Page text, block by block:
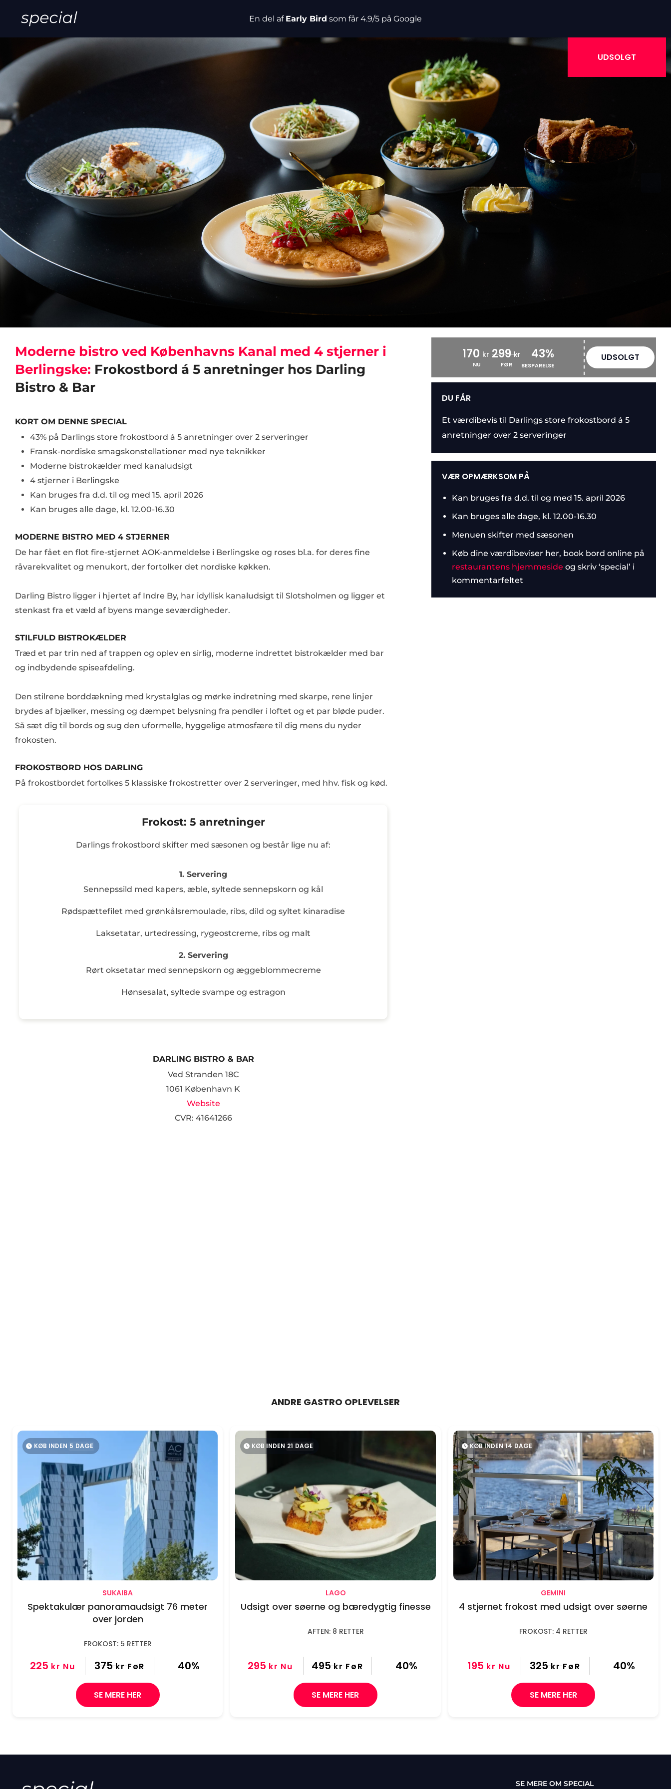
En del af Early Bird som får 4.9/5 på Google
UDSOLGT
Moderne bistro ved Københavns Kanal med 4 stjerner i
Berlingske: Frokostbord á 5 anretninger hos Darling
Bistro & Bar
KORT OM DENNE SPECIAL
43% på Darlings store frokostbord á 5 anretninger over 2 serveringer
Fransk-nordiske smagskonstellationer med nye teknikker
Moderne bistrokælder med kanaludsigt
4 stjerner i Berlingske
Kan bruges fra d.d. til og med 15. april 2026
Kan bruges alle dage, kl. 12.00-16.30
MODERNE BISTRO MED 4 STJERNER
De har fået en flot fire-stjernet AOK-anmeldelse i Berlingske og roses bl.a. for deres fine
råvarekvalitet og menukort, der fortolker det nordiske køkken.
Darling Bistro ligger i hjertet af Indre By, har idyllisk kanaludsigt til Slotsholmen og ligger et
stenkast fra et væld af byens mange seværdigheder.
STILFULD BISTROKÆLDER
Træd et par trin ned af trappen og oplev en sirlig, moderne indrettet bistrokælder med bar
og indbydende spiseafdeling.
Den stilrene borddækning med krystalglas og mørke indretning med skarpe, rene linjer
brydes af bjælker, messing og dæmpet belysning fra pendler i loftet og et par bløde puder.
Så sæt dig til bords og sug den uformelle, hyggelige atmosfære til dig mens du nyder
frokosten.
FROKOSTBORD HOS DARLING
På frokostbordet fortolkes 5 klassiske frokostretter over 2 serveringer, med hhv. fisk og kød.
Frokost: 5 anretninger
Darlings frokostbord skifter med sæsonen og består lige nu af:
1. Servering
Sennepssild med kapers, æble, syltede sennepskorn og kål
Rødspættefilet med grønkålsremoulade, ribs, dild og syltet kinaradise
Laksetatar, urtedressing, rygeostcreme, ribs og malt
2. Servering
Rørt oksetatar med sennepskorn og æggeblommecreme
Hønsesalat, syltede svampe og estragon
DARLING BISTRO & BAR
Ved Stranden 18C
1061 København K
Website
CVR: 41641266
170 kr
NU
299kr
FØR
43%
BESPARELSE
UDSOLGT
DU FÅR
Et værdibevis til Darlings store frokostbord á 5
anretninger over 2 serveringer
VÆR OPMÆRKSOM PÅ
Kan bruges fra d.d. til og med 15. april 2026
Kan bruges alle dage, kl. 12.00-16.30
Menuen skifter med sæsonen
Køb dine værdibeviser her, book bord online på
restaurantens hjemmeside og skriv ‘special’ i
kommentarfeltet
ANDRE GASTRO OPLEVELSER
SUKAIBA
Spektakulær panoramaudsigt 76 meter
over jorden
FROKOST: 5 RETTER
225 kr Nu 375 kr FøR 40%
SE MERE HER
KØB INDEN 5 DAGE
LAGO
Udsigt over søerne og bæredygtig finesse
AFTEN: 8 RETTER
295 kr Nu 495 kr FøR 40%
SE MERE HER
KØB INDEN 21 DAGE
GEMINI
4 stjernet frokost med udsigt over søerne
FROKOST: 4 RETTER
195 kr Nu 325 kr FøR 40%
SE MERE HER
KØB INDEN 14 DAGE
SE MERE OM SPECIAL